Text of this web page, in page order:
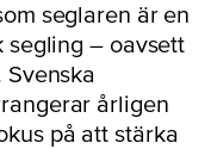
seglaren är en
segling – oavsett
årligen
på att stärka